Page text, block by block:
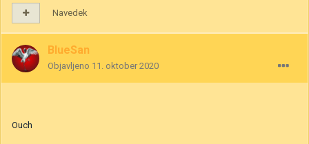
Navedek
BlueSan
Objavljeno 11. oktober 2020
Ouch